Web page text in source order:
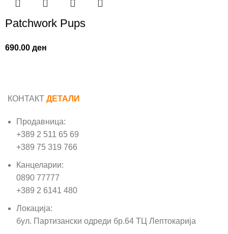
Patchwork Pups
690.00ден
КОНТАКТ ДЕТАЛИ
Продавница:
+389 2 511 65 69
+389 75 319 766
Канцеларии:
0890 77777
+389 2 6141 480
Локација:
бул. Партизански одреди бр.64 ТЦ Лептокарија